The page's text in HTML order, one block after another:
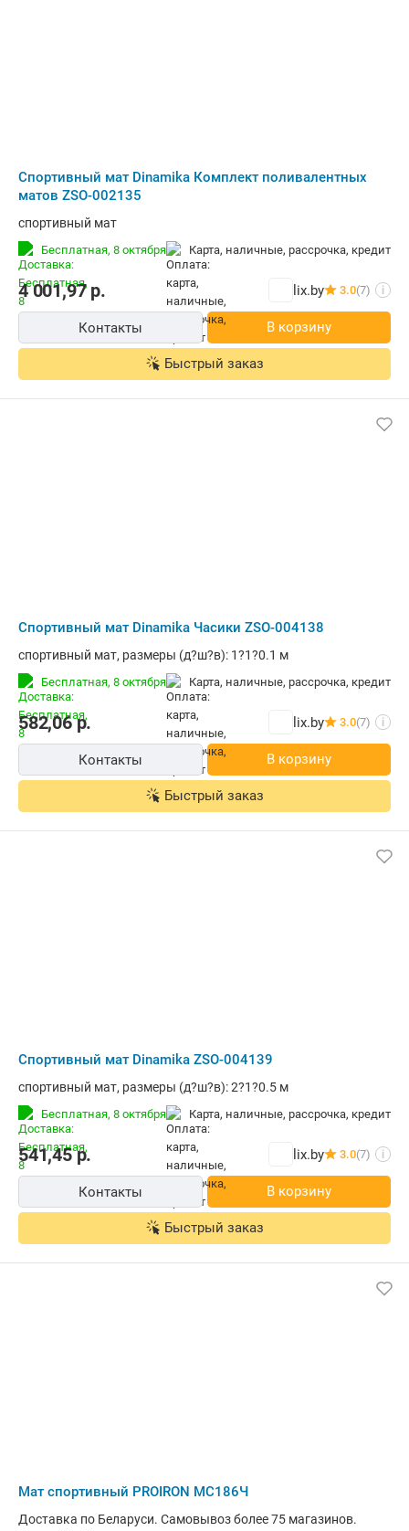
Cпортивный мат Dinamika Комплект поливалентных
матов ZSO-002135
cпортивный мат
Бесплатная, 8 октября карта, наличные, рассрочка, кредит
4 001,97р. lix.by 3.0(7) i
Контакты В корзину
Быстрый заказ
Cпортивный мат Dinamika Часики ZSO-004138
cпортивный мат, размеры (д?ш?в): 1?1?0.1 м
Бесплатная, 8 октября карта, наличные, рассрочка, кредит
582,06р. lix.by 3.0(7) i
Контакты В корзину
Быстрый заказ
Cпортивный мат Dinamika ZSO-004139
cпортивный мат, размеры (д?ш?в): 2?1?0.5 м
Бесплатная, 8 октября карта, наличные, рассрочка, кредит
541,45р. lix.by 3.0(7) i
Контакты В корзину
Быстрый заказ
Мат спортивный PROIRON МС186Ч
Доставка по Беларуси. Самовывоз более 75 магазинов.